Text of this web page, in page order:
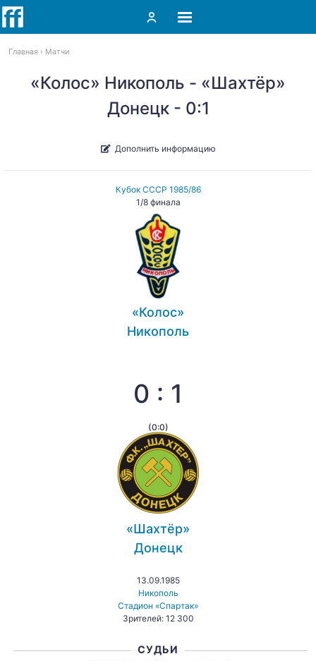
Главная Матчи
«Колос» Никополь - «Шахтёр»
Донецк - 0:1
Дополнить информацию
Кубок СССР 1985/86
1/8 финала
«Колос»
Никополь
0 : 1
(0:0)
«Шахтёр»
Донецк
13.09.1985
Никополь
Стадион «Спартак»
Зрителей: 12 300
СУДЬИ